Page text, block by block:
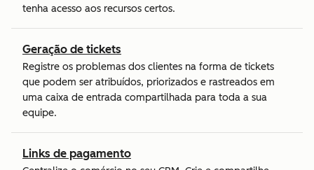
tenha acesso aos recursos certos.
Geração de tickets
Registre os problemas dos clientes na forma de tickets
que podem ser atribuídos, priorizados e rastreados em
uma caixa de entrada compartilhada para toda a sua
equipe.
Links de pagamento